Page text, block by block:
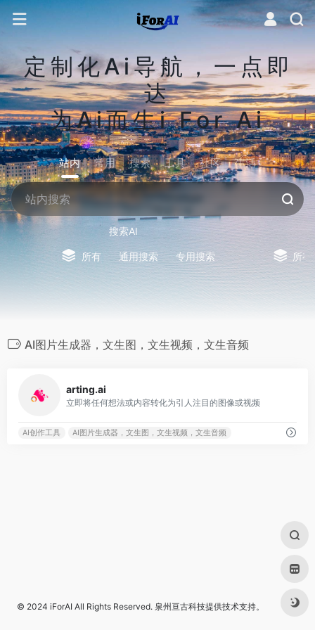
定制化Ai导航，一点即
达
为Ai而生i For Ai
站内 常用 搜索 工具 社区 生活
搜索AI
所有 通用搜索 专用搜索 所有
AI图片生成器，文生图，文生视频，文生音频
arting.ai
立即将任何想法或内容转化为引人注目的图像或视频
AI创作工具 AI图片生成器，文生图，文生视频，文生音频
© 2024 iForAI All Rights Reserved. 泉州亘古科技提供技术支持。